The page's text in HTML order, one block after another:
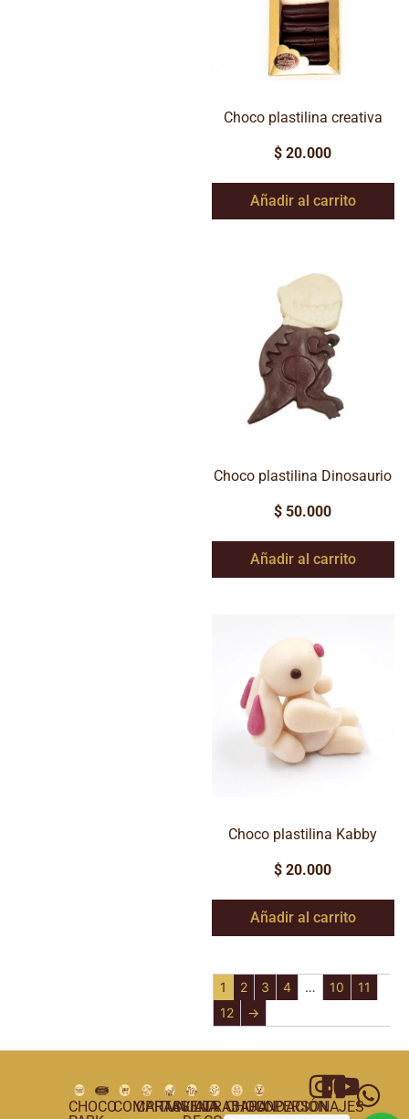
Choco plastilina creativa
$ 20.000
Añadir al carrito
Choco plastilina Dinosaurio
$ 50.000
Añadir al carrito
Choco plastilina Kabby
$ 20.000
Añadir al carrito
1 2 3 4 … 10
11
12
→
CHOCOCOMPRAS
CARTAGENA
TUNJA
VILLATRABAJA
CHOCOPERSONAJES
FUNDACIÓN